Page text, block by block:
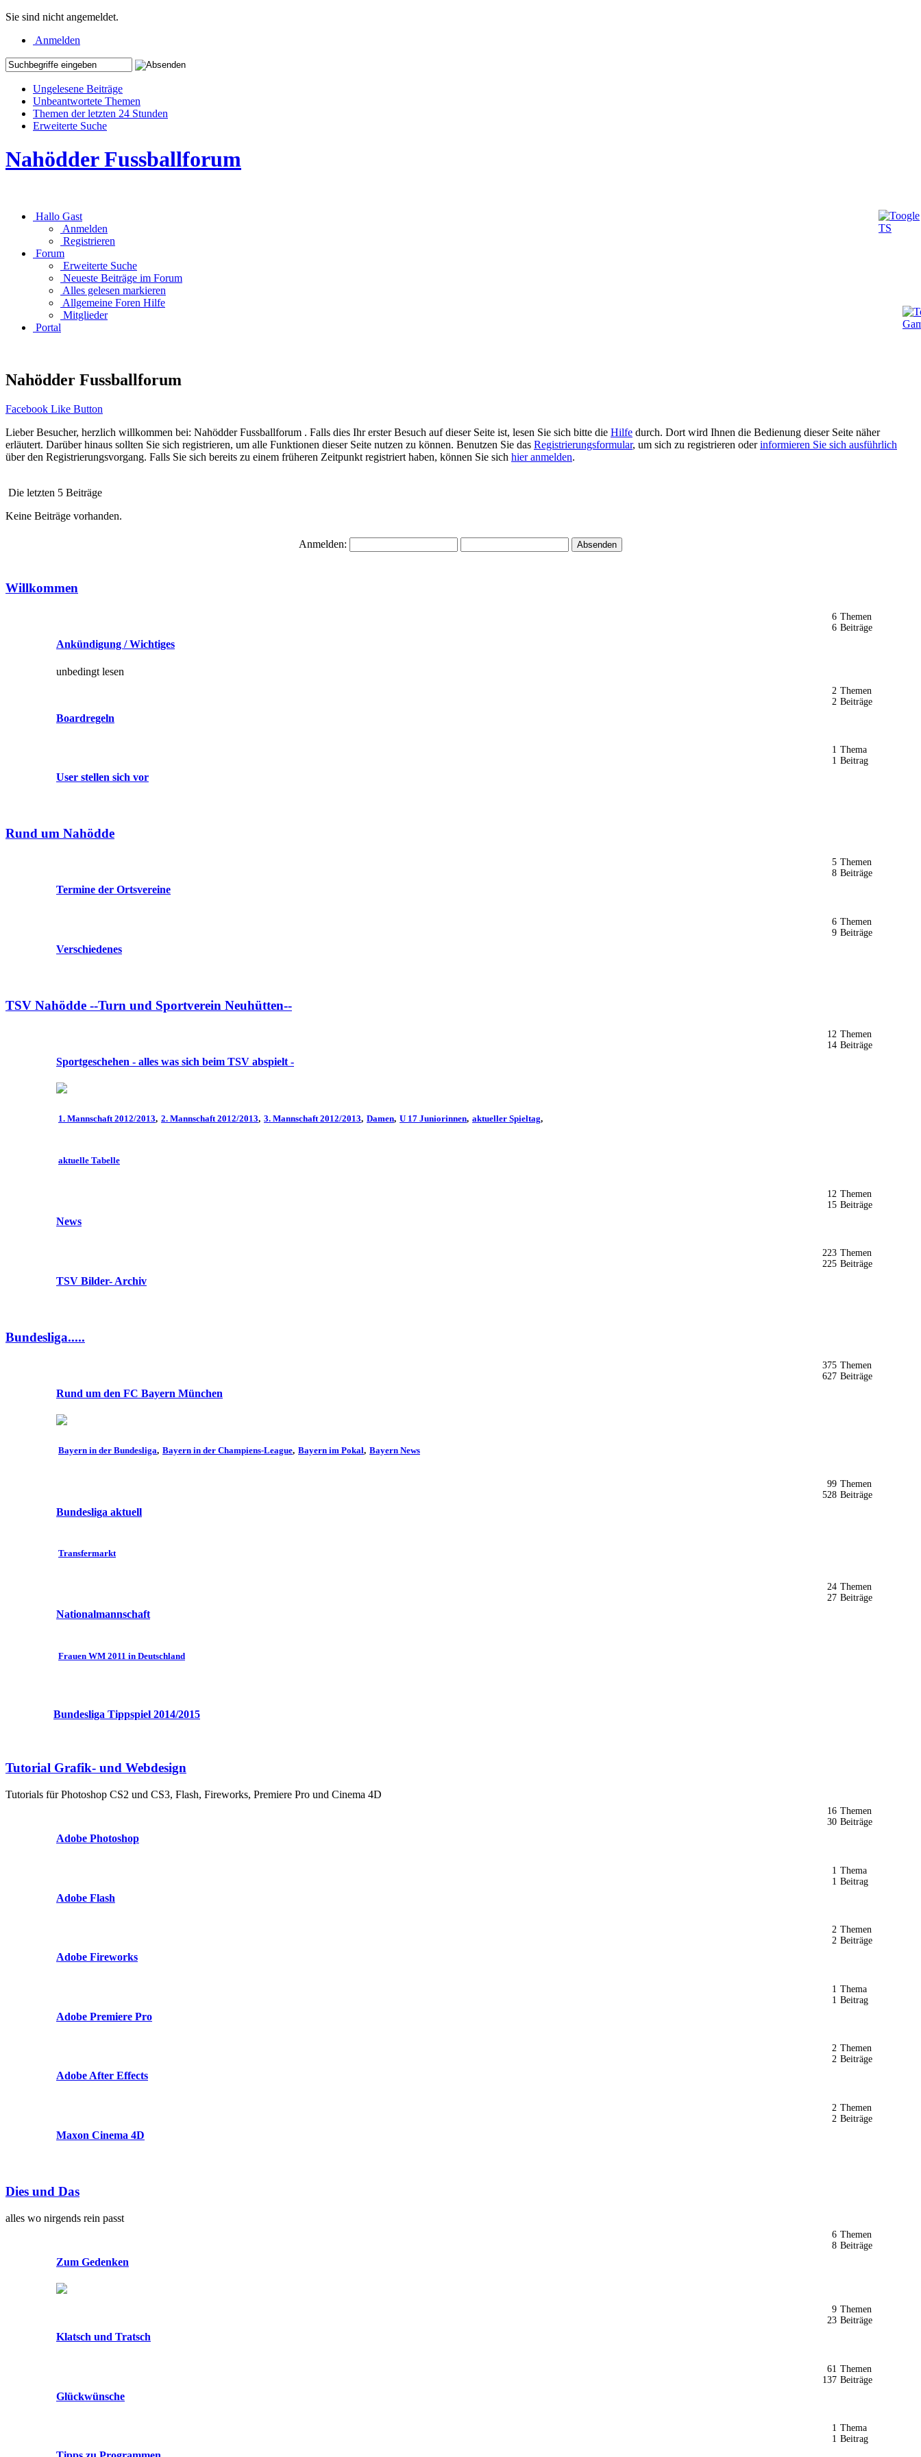
Sie sind nicht angemeldet.
Anmelden
Ungelesene Beiträge
Unbeantwortete Themen
Themen der letzten 24 Stunden
Erweiterte Suche
Nahödder Fussballforum
Hallo Gast
Anmelden
Registrieren
Forum
Erweiterte Suche
Neueste Beiträge im Forum
Alles gelesen markieren
Allgemeine Foren Hilfe
Mitglieder
Portal
Nahödder Fussballforum
Facebook Like Button
Lieber Besucher, herzlich willkommen bei: Nahödder Fussballforum . Falls dies Ihr erster Besuch auf dieser Seite ist, lesen Sie sich bitte die Hilfe durch. Dort wird Ihnen die Bedienung dieser Seite näher
erläutert. Darüber hinaus sollten Sie sich registrieren, um alle Funktionen dieser Seite nutzen zu können. Benutzen Sie das Registrierungsformular, um sich zu registrieren oderinformieren Sie sich ausführlich
über den Registrierungsvorgang. Falls Sie sich bereits zu einem früheren Zeitpunkt registriert haben, können Sie sich hier anmelden.
Die letzten 5 Beiträge
Keine Beiträge vorhanden.
Anmelden:
Willkommen
Ankündigung / Wichtiges
unbedingt lesen
Themen
6
Beiträge
6
Boardregeln
Themen
2
Beiträge
2
User stellen sich vor
Thema
1
Beitrag
1
Rund um Nahödde
Termine der Ortsvereine
Themen
5
Beiträge
8
Verschiedenes
Themen
6
Beiträge
9
TSV Nahödde --Turn und Sportverein Neuhütten--
Sportgeschehen - alles was sich beim TSV abspielt -
1. Mannschaft 2012/2013 2. Mannschaft 2012/2013 3. Mannschaft 2012/2013 Damen U 17 Juniorinnen aktueller Spieltag
aktuelle Tabelle
Themen
12
Beiträge
14
News
Themen
12
Beiträge
15
TSV Bilder- Archiv
Themen
223
Beiträge
225
Bundesliga.....
Rund um den FC Bayern München
Bayern in der Bundesliga Bayern in der Champiens-League Bayern im Pokal Bayern News
Themen
375
Beiträge
627
Bundesliga aktuell
Transfermarkt
Themen
99
Beiträge
528
Nationalmannschaft
Frauen WM 2011 in Deutschland
Themen
24
Beiträge
27
Bundesliga Tippspiel 2014/2015
Tutorial Grafik- und Webdesign
Tutorials für Photoshop CS2 und CS3, Flash, Fireworks, Premiere Pro und Cinema 4D
Adobe Photoshop
Themen
16
Beiträge
30
Adobe Flash
Thema
1
Beitrag
1
Adobe Fireworks
Themen
2
Beiträge
2
Adobe Premiere Pro
Thema
1
Beitrag
1
Adobe After Effects
Themen
2
Beiträge
2
Maxon Cinema 4D
Themen
2
Beiträge
2
Dies und Das
alles wo nirgends rein passt
Zum Gedenken
Themen
6
Beiträge
8
Klatsch und Tratsch
Themen
9
Beiträge
23
Glückwünsche
Themen
61
Beiträge
137
Thema
1
Beitrag
1